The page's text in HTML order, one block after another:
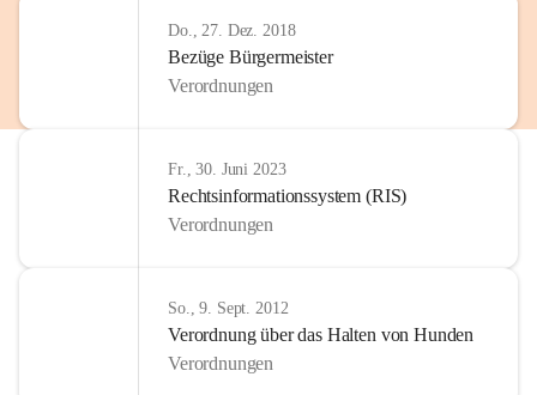
Do., 27. Dez. 2018
Bezüge Bürgermeister
Verordnungen
Fr., 30. Juni 2023
Rechtsinformationssystem (RIS)
Verordnungen
So., 9. Sept. 2012
Verordnung über das Halten von Hunden
Verordnungen